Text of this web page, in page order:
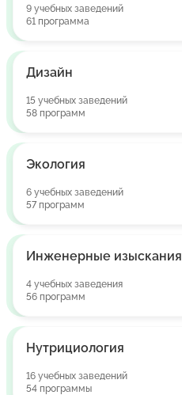
9 учебных заведений
61 программа
Дизайн
15 учебных заведений
58 программ
Экология
6 учебных заведений
57 программ
Инженерные изыскания
4 учебных заведения
56 программ
Нутрициология
16 учебных заведений
54 программы